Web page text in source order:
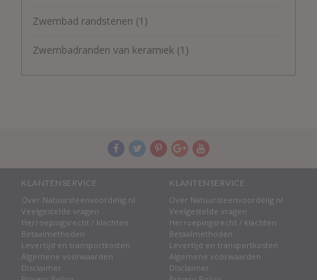
Zwembad randstenen (1)
Zwembadranden van keramiek (1)
KLANTENSERVICE
Over Natuursteenvoordelig.nl
Veelgestelde vragen
Herroepingsrecht / klachten
Betaalmethoden
Levertijd en transportkosten
Algemene voorwaarden
Disclaimer
KLANTENSERVICE
Over Natuursteenvoordelig.nl
Veelgestelde vragen
Herroepingsrecht / klachten
Betaalmethoden
Levertijd en transportkosten
Algemene voorwaarden
Disclaimer